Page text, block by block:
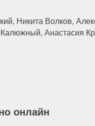
Никита Волков,
Анастасия
онлайн